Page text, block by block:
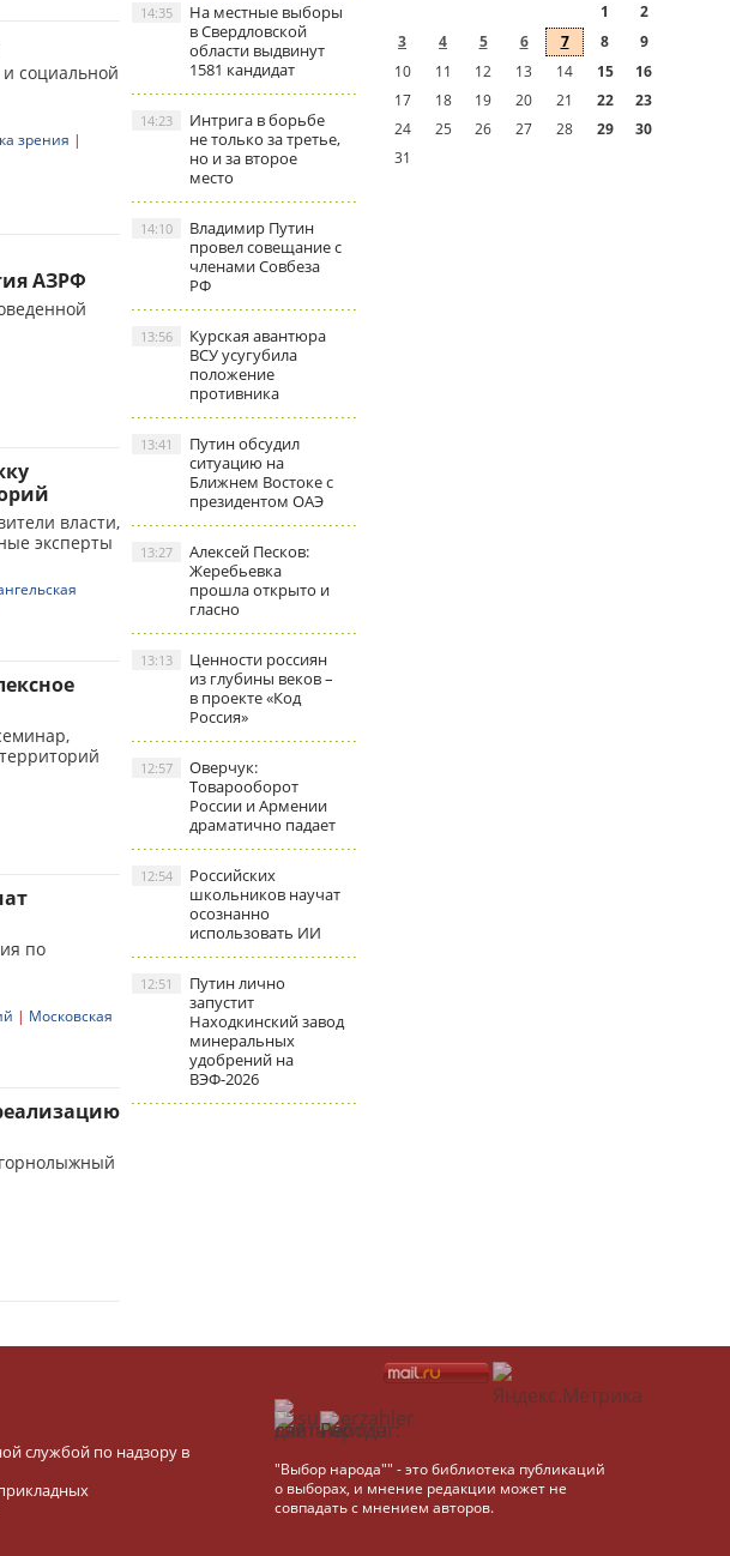
социальной
зрения |
АЗРФ
власти,
эксперты
по
| Московская
горнолыжный
На местные выборы
в Свердловской
области выдвинут
1581 кандидат
14:35
Интрига в борьбе
не только за третье,
но и за второе
место
14:23
Владимир Путин
провел совещание с
членами Совбеза
РФ
14:10
Курская авантюра
ВСУ усугубила
положение
противника
13:56
Путин обсудил
ситуацию на
Ближнем Востоке с
президентом ОАЭ
13:41
Алексей Песков:
Жеребьевка
прошла открыто и
гласно
13:27
Ценности россиян
из глубины веков –
в проекте «Код
Россия»
13:13
Оверчук:
Товарооборот
России и Армении
драматично падает
12:57
Российских
школьников научат
осознанно
использовать ИИ
12:54
Путин лично
запустит
Находкинский завод
минеральных
удобрений на
ВЭФ-2026
12:51
1
2
3
4 5 6 7 8
9
10
11 12 13 14 15
16
17
18 19 20 21 22
23
24
25 26 27 28 29
30
31
службой по надзору в
"Выбор народа"" - это библиотека публикаций
о выборах, и мнение редакции может не
совпадать с мнением авторов.